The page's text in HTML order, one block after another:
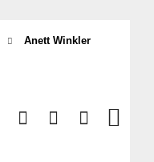
Anett Winkler